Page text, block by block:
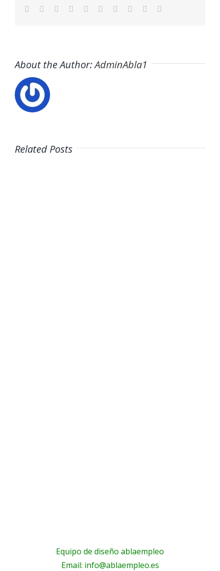
Facebook
TwitterLinkedIn
Reddit WhatsApp
TumblrPinterest Xing
About the Author:AdminAbla1
Related Posts
Equipo de diseño ablaempleo
Email: info@ablaempleo.es